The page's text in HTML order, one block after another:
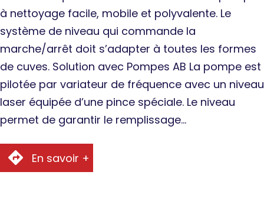
à nettoyage facile, mobile et polyvalente. Le
système de niveau qui commande la
marche/arrêt doit s’adapter à toutes les formes
de cuves. Solution avec Pompes AB La pompe est
pilotée par variateur de fréquence avec un niveau
laser équipée d’une pince spéciale. Le niveau
permet de garantir le remplissage…
En savoir +